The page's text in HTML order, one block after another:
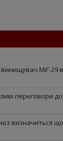
МіГ-29 в
переговори до
визначиться